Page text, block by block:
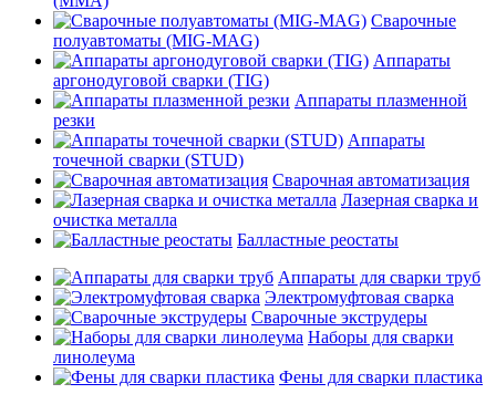
Сварочные
полуавтоматы (MIG-MAG)
Аппараты
аргонодуговой сварки (TIG)
Аппараты плазменной
резки
Аппараты
точечной сварки (STUD)
Сварочная автоматизация
Лазерная сварка и
очистка металла
Балластные реостаты
Аппараты для сварки труб
Электромуфтовая сварка
Сварочные экструдеры
Наборы для сварки
линолеума
Фены для сварки пластика